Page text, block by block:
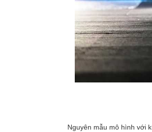
Nguyên mẫu mô hình với